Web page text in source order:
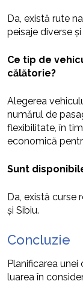
Da, există rute
peisaje diverse
Ce tip de
călătorie?
Alegerea
numărul de
flexibilitate, în
economică
Sunt
Da, există curse
și Sibiu.
Concluzie
Planificarea
luarea în